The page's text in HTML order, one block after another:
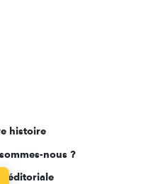
histoire
nous ?
éditoriale